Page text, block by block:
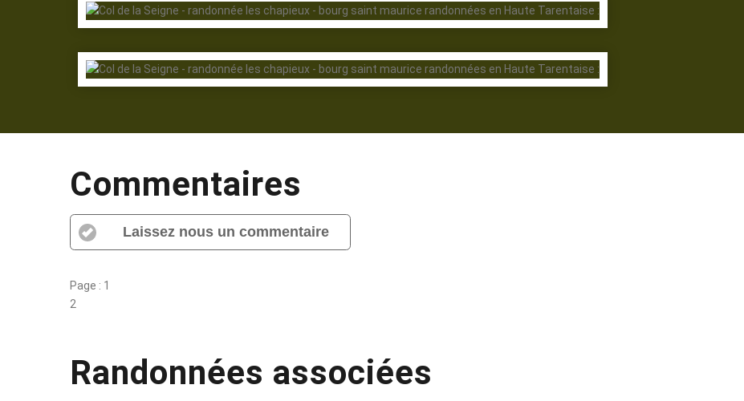
Commentaires
Laissez nous un commentaire
Page : 1
2
Randonnées associées